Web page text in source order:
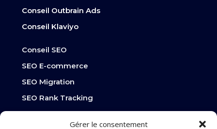
Gérer le consentement
Conseil Outbrain Ads
Conseil Klaviyo
Conseil SEO
SEO E-commerce
SEO Migration
SEO Rank Tracking
SEO Optimisation vitesse de site